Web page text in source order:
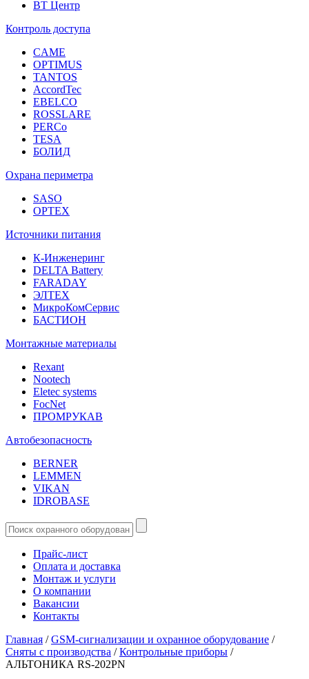
ВТ Центр
Контроль доступа
CAME
OPTIMUS
TANTOS
AccordTec
EBELCO
ROSSLARE
PERCo
TESA
БОЛИД
Охрана периметра
SASO
OPTEX
Источники питания
К-Инженеринг
DELTA Battery
FARADAY
ЭЛТЕХ
МикроКомСервис
БАСТИОН
Монтажные материалы
Rexant
Nootech
Eletec systems
FocNet
ПРОМРУКАВ
Автобезопасность
BERNER
LEMMEN
VIKAN
IDROBASE
Прайс-лист
Оплата и доставка
Монтаж и услуги
О компании
Вакансии
Контакты
Главная /GSM-сигнализации и охранное оборудование /
Сняты с производства /Контрольные приборы /
АЛЬТОНИКА RS-202PN